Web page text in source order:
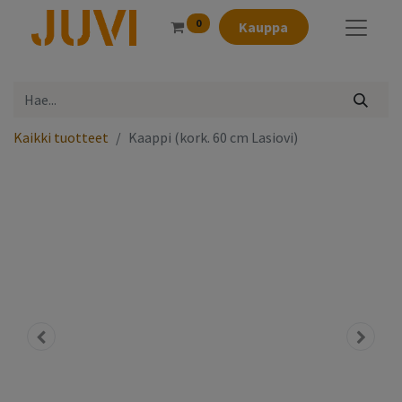
0 Kauppa
Kaikki tuotteet Kaappi (kork. 60 cm Lasiovi)